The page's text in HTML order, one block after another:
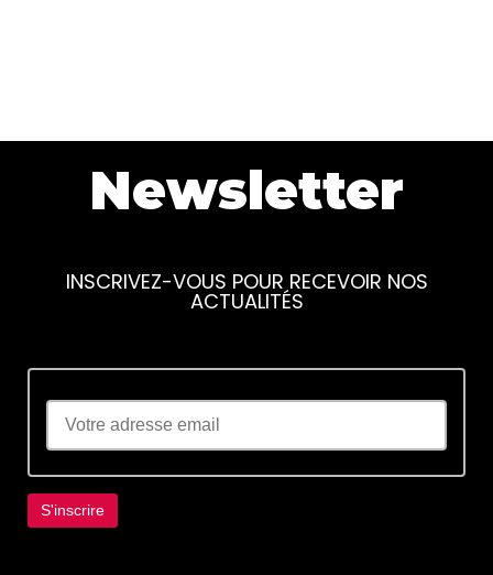
Newsletter
INSCRIVEZ-VOUS POUR RECEVOIR NOS
ACTUALITÉS